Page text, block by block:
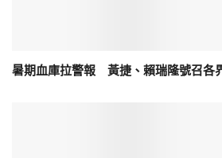
暑期血庫拉警報 黃捷、賴瑞隆號召各